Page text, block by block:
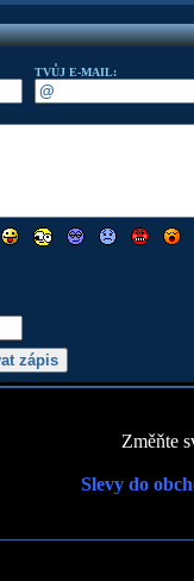
TVŮJ E-MAIL:
Změňte
Slevy do